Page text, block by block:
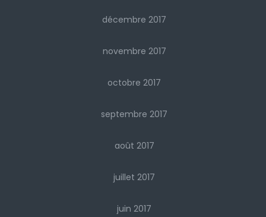
décembre 2017
novembre 2017
octobre 2017
septembre 2017
août 2017
juillet 2017
juin 2017